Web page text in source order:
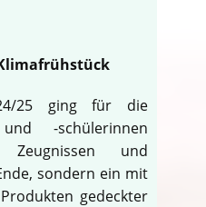
25 ging für die
-schülerinnen
und
sondern ein mit
gedeckter